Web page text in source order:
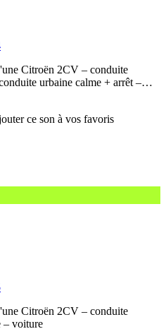
Citroën 2CV – conduite
urbaine calme + arrêt –…
Citroën 2CV – conduite
– voiture